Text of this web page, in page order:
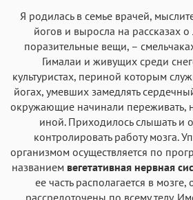
Я родилась в семье врачей,
йогов и выросла на рассказах
поразительные вещи, –
Гималаи и живущих среди
культуристах, периной которым
йогах, умевших замедлять
окружающие начинали переживать,
иной. Приходилось слышать и
контролировать работу мозга.
организмом осуществляется по
названием вегетативная нервная
ее часть располагается в
рассредоточены по всему телу.